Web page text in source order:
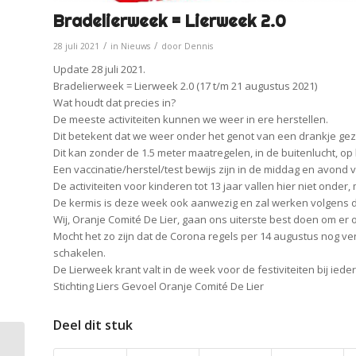
Bradelierweek = Lierweek 2.0
28 juli 2021 / in Nieuws / door Dennis
Update 28 juli 2021.
Bradelierweek = Lierweek 2.0 (17 t/m 21 augustus 2021)
Wat houdt dat precies in?
De meeste activiteiten kunnen we weer in ere herstellen.
Dit betekent dat we weer onder het genot van een drankje
Dit kan zonder de 1.5 meter maatregelen, in de buitenlucht,
Een vaccinatie/herstel/test bewijs zijn in de middag en avond
De activiteiten voor kinderen tot 13 jaar vallen hier niet
De kermis is deze week ook aanwezig en zal werken volgens
Wij, Oranje Comité De Lier, gaan ons uiterste best doen om
Mocht het zo zijn dat de Corona regels per 14 augustus nog
schakelen.
De Lierweek krant valt in de week voor de festiviteiten bij
Stichting Liers Gevoel Oranje Comité De Lier
Deel dit stuk